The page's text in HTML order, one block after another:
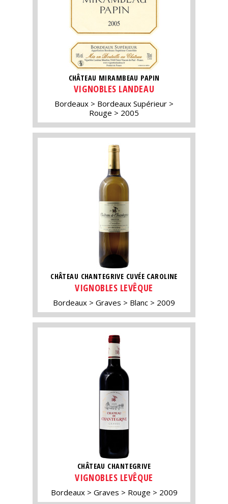
CHÂTEAU MIRAMBEAU PAPIN
VIGNOBLES LANDEAU
Bordeaux
Bordeaux Supérieur
Rouge
2005
CHÂTEAU CHANTEGRIVE CUVÉE CAROLINE
VIGNOBLES LEVÊQUE
Bordeaux Graves Blanc 2009
CHÂTEAU CHANTEGRIVE
VIGNOBLES LEVÊQUE
Bordeaux Graves Rouge 2009